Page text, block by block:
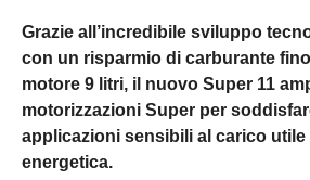
Grazie all’incredibile sviluppo
con un risparmio di carburante
motore 9 litri, il nuovo Super 11
motorizzazioni Super per
applicazioni sensibili al carico utile
energetica.